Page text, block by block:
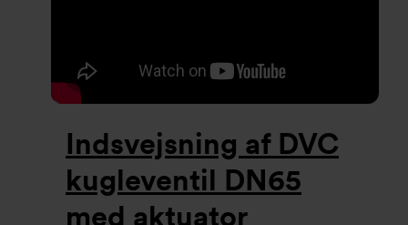
Indsvejsning af DVC
kugleventil DN65
med aktuator